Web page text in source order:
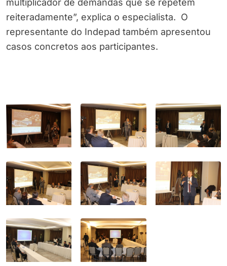
multiplicador de demandas que se repetem
reiteradamente”, explica o especialista. O
representante do Indepad também apresentou
casos concretos aos participantes.